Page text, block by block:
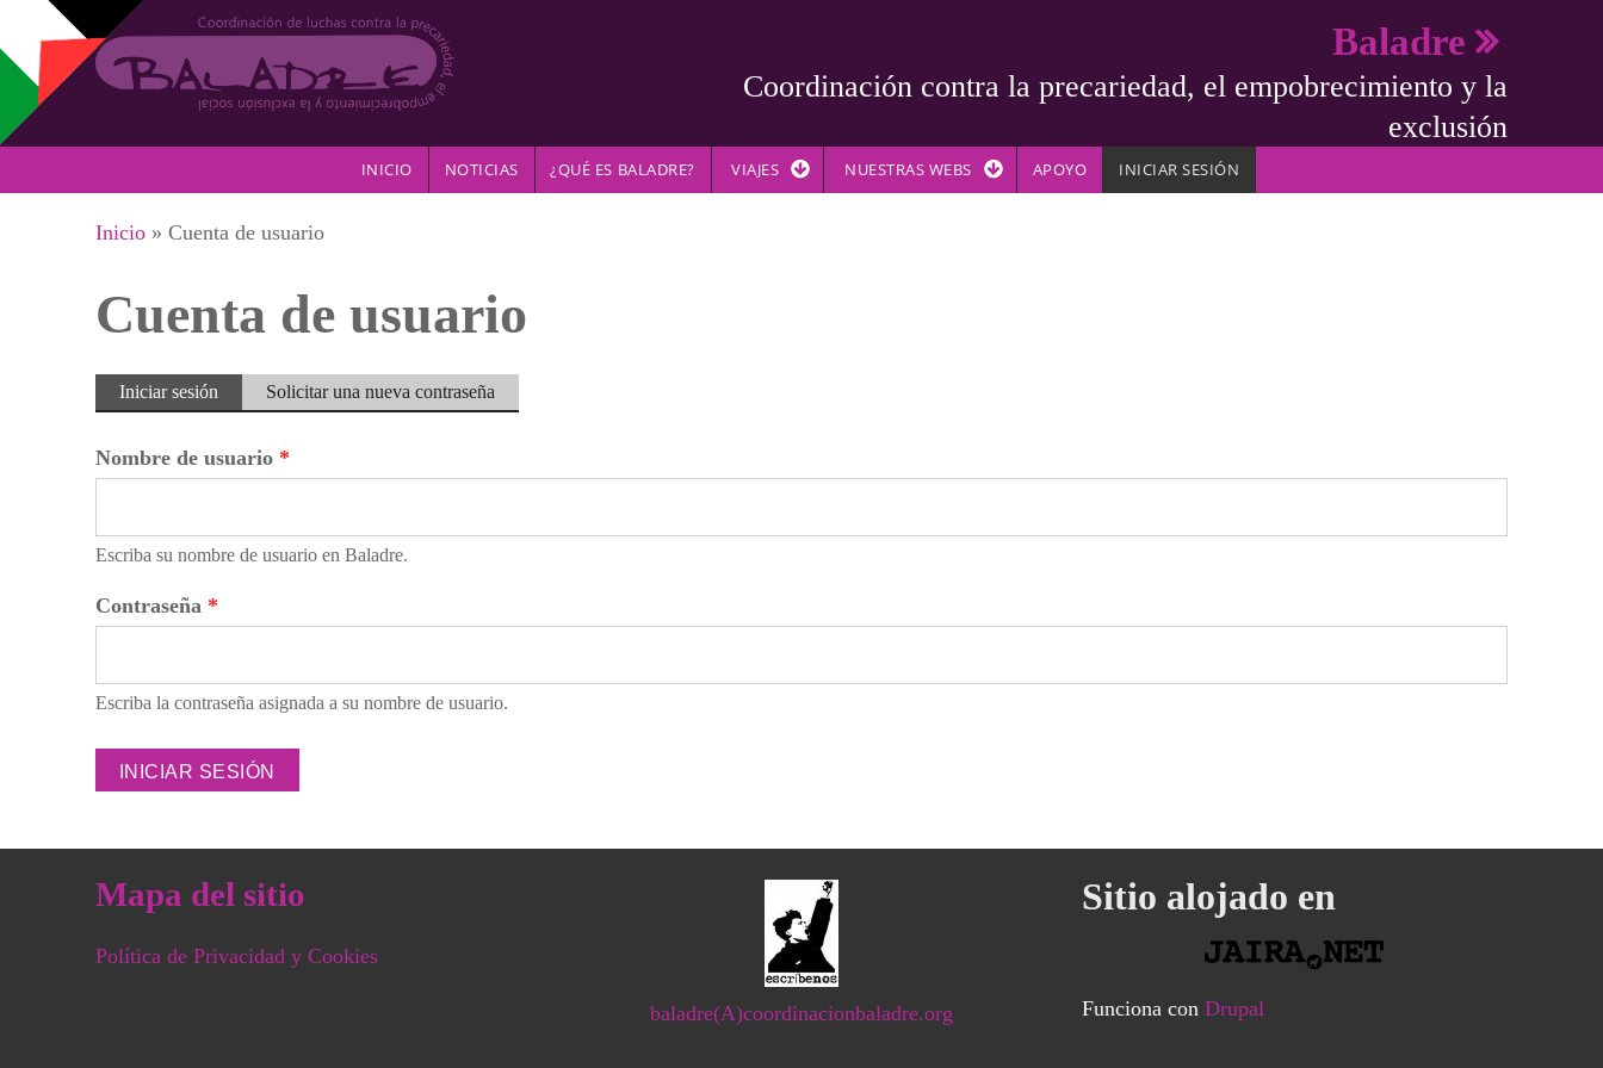
Pasar al contenido principal
Baladre
Coordinación contra la precariedad, el empobrecimiento y la
exclusión
INICIO NOTICIAS ¿QUÉ ES BALADRE? VIAJES NUESTRAS WEBS APOYO INICIAR SESIÓN
Se encuentra usted aquí
Inicio » Cuenta de usuario
Cuenta de usuario
Solapas principales
Iniciar sesión (solapaSolicitar una nueva contraseña
Nombre de usuario *
Escriba su nombre de usuario en Baladre.
Contraseña *
Escriba la contraseña asignada a su nombre de usuario.
Mapa del sitio
Política de Privacidad y Cookies
baladre(A)coordinacionbaladre.org
Sitio alojado en
Funciona con Drupal